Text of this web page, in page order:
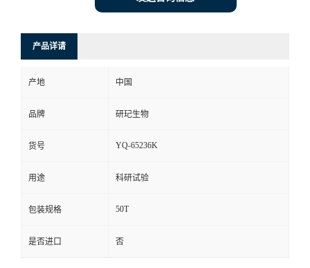
产品详请
产地 中国
品牌 研玘生物
货号 YQ-65236K
用途 科研试验
包装规格 50T
是否进口 否